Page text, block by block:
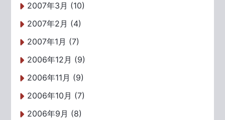
2007年3月 (10)
2007年2月 (4)
2007年1月 (7)
2006年12月 (9)
2006年11月 (9)
2006年10月 (7)
2006年9月 (8)